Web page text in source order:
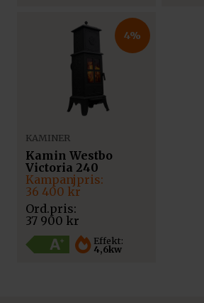
Lägg till i varukorg
4%
Effekt:
4,6kw
KAMINER
Kamin Westbo
Victoria 240
37 900 kr
Det
ursprungliga
priset
var:
37
900 kr.
36 400 kr
Det
nuvarande
priset
är:
36
400 kr.